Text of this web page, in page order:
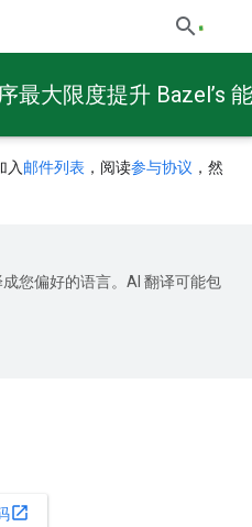
最大限度提升 Bazel’s
入 邮件列表 ，阅读参与协议 ，然
您偏好的语言。AI 翻译可能包
open_in_new